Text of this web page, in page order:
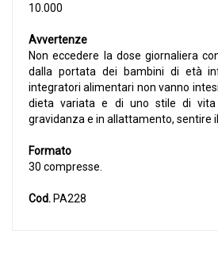
10.000
Avvertenze
Non eccedere la dose giornaliera
dalla portata dei bambini di età
integratori alimentari non vanno
dieta variata e di uno stile di vita
gravidanza e in allattamento, sentire
Formato
30 compresse.
Cod. PA228